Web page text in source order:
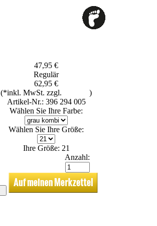
47,95 €
Regulär
62,95 €
(*inkl. MwSt. zzgl.
)
Artikel-Nr.: 396 294 005
Wählen Sie Ihre Farbe:
Wählen Sie Ihre Größe:
Ihre Größe: 21
Anzahl: